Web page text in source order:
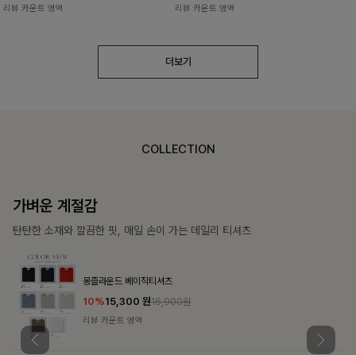
리뷰 카운트 영역 리뷰 카운트 영역
더보기
COLLECTION
가장 쉬운 코디
특별한 날부터 일상까지 함께하는 룩